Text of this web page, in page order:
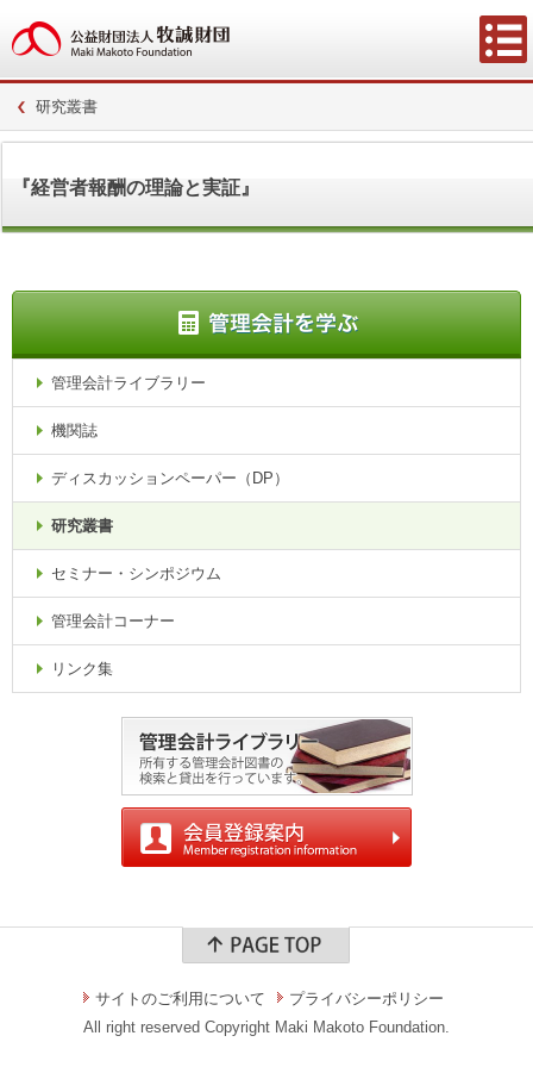
研究叢書
『経営者報酬の理論と実証』
管理会計ライブラリー
機関誌
ディスカッションペーパー（DP）
研究叢書
セミナー・シンポジウム
管理会計コーナー
リンク集
サイトのご利用について
プライバシーポリシー
All right reserved Copyright Maki Makoto Foundation.